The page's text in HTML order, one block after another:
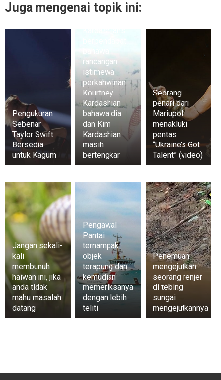
Juga mengenai topik ini:
Pengukuran
Sebenar
Taylor Swift:
Bersedia
untuk Kagum
rancangan TV
rancangan
istimewa
perkahwinan
Kourtney
Kardashian
bahawa dia
dan Kim
Kardashian
masih
bertengkar
Seorang
penari dari
Mariupol
menakluki
pentas
“Ukraine’s Got
Talent” (video)
Jangan sekali-
kali
membunuh
haiwan ini, jika
anda tidak
mahu masalah
datang
Pengawal
Pantai
ternampak
objek
terapung dan
kemudian
memeriksanya
dengan lebih
teliti
Penemuan
mengejutkan
seorang renjer
di tebing
sungai
mengejutkannya